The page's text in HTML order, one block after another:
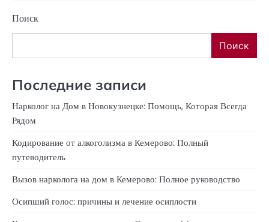
Поиск
Поиск
Последние записи
Нарколог на Дом в Новокузнецке: Помощь, Которая Всегда
Рядом
Кодирование от алкоголизма в Кемерово: Полный
путеводитель
Вызов нарколога на дом в Кемерово: Полное руководство
Осипший голос: причины и лечение осиплости